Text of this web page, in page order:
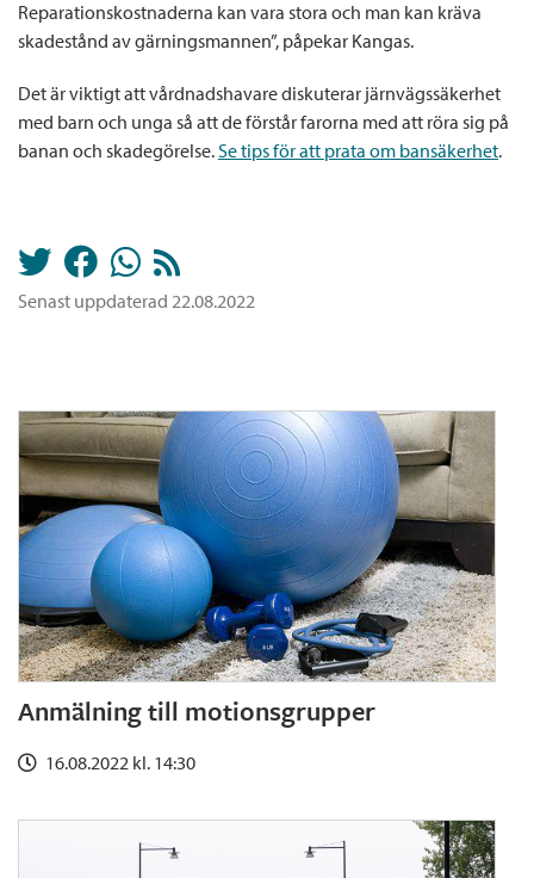
Reparationskostnaderna kan vara stora och man kan kräva
skadestånd av gärningsmannen”, påpekar Kangas.
Det är viktigt att vårdnadshavare diskuterar järnvägssäkerhet
med barn och unga så att de förstår farorna med att röra sig på
banan och skadegörelse.Se tips för att prata om bansäkerhet.
Senast uppdaterad 22.08.2022
Anmälning till motionsgrupper
16.08.2022 kl. 14:30